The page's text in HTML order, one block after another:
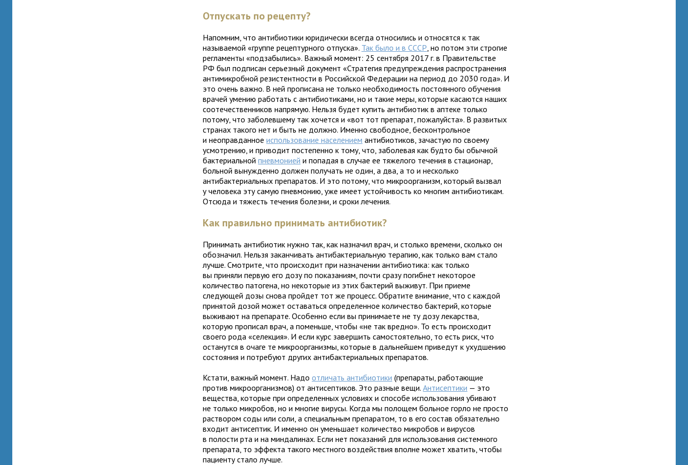
Отпускать по рецепту?
Напомним, что антибиотики юридически всегда относились и относятся к так
называемой «группе рецептурного отпуска». Так было и в СССР, но потом эти строгие
регламенты «подзабылись». Важный момент: 25 сентября 2017 г. в Правительстве
РФ был подписан серьезный документ «Стратегия предупреждения распространения
антимикробной резистентности в Российской Федерации на период до 2030 года». И
это очень важно. В ней прописана не только необходимость постоянного обучения
врачей умению работать с антибиотиками, но и такие меры, которые касаются наших
соотечественников напрямую. Нельзя будет купить антибиотик в аптеке только
потому, что заболевшему так хочется и «вот тот препарат, пожалуйста». В развитых
странах такого нет и быть не должно. Именно свободное, бесконтрольное
и неоправданноеиспользование населением антибиотиков, зачастую по своему
усмотрению, и приводит постепенно к тому, что, заболевая как будто бы обычной
бактериальнойпневмонией и попадая в случае ее тяжелого течения в стационар,
больной вынужденно должен получать не один, а два, а то и несколько
антибактериальных препаратов. И это потому, что микроорганизм, который вызвал
у человека эту самую пневмонию, уже имеет устойчивость ко многим антибиотикам.
Отсюда и тяжесть течения болезни, и сроки лечения.
Как правильно принимать антибиотик?
Принимать антибиотик нужно так, как назначил врач, и столько времени, сколько он
обозначил. Нельзя заканчивать антибактериальную терапию, как только вам стало
лучше. Смотрите, что происходит при назначении антибиотика: как только
вы приняли первую его дозу по показаниям, почти сразу погибнет некоторое
количество патогена, но некоторые из этих бактерий выживут. При приеме
следующей дозы снова пройдет тот же процесс. Обратите внимание, что с каждой
принятой дозой может оставаться определенное количество бактерий, которые
выживают на препарате. Особенно если вы принимаете не ту дозу лекарства,
которую прописал врач, а поменьше, чтобы «не так вредно». То есть происходит
своего рода «селекция». И если курс завершить самостоятельно, то есть риск, что
останутся в очаге те микроорганизмы, которые в дальнейшем приведут к ухудшению
состояния и потребуют других антибактериальных препаратов.
Кстати, важный момент. Надоотличать антибиотики (препараты, работающие
против микроорганизмов) от антисептиков. Это разные вещи.Антисептики — это
вещества, которые при определенных условиях и способе использования убивают
не только микробов, но и многие вирусы. Когда мы полощем больное горло не просто
раствором соды или соли, а специальным препаратом, то в его состав обязательно
входит антисептик. И именно он уменьшает количество микробов и вирусов
в полости рта и на миндалинах. Если нет показаний для использования системного
препарата, то эффекта такого местного воздействия вполне может хватить, чтобы
пациенту стало лучше.